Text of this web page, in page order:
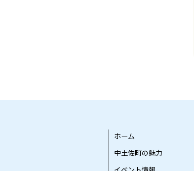
ホーム
中土佐町の魅力